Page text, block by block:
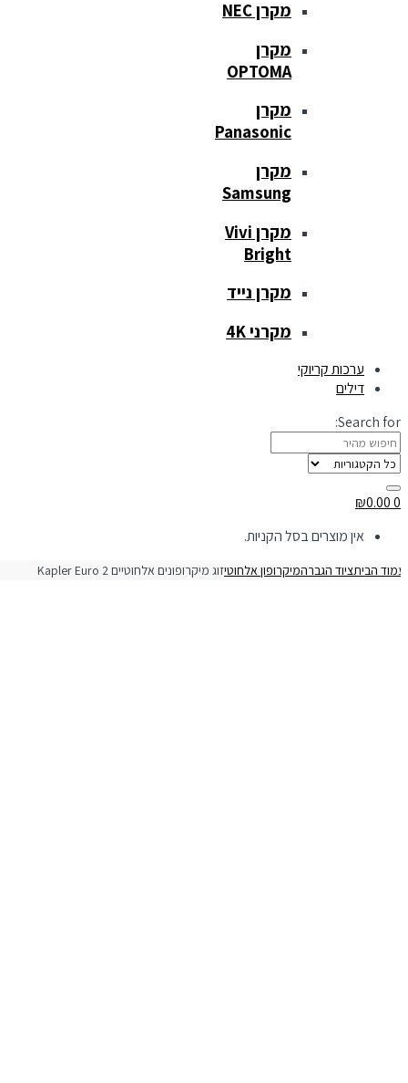
מקרן NEC
מקרן
OPTOMA
מקרן
Panasonic
מקרן
Samsung
מקרן Vivi
Bright
מקרן נייד
מקרני 4K
ערכות קריוקי
דילים
Search for:
₪0.00
אין מוצרים בסל הקניות.
הביתציוד הגברהמיקרופון אלחוטיזוג מיקרופונים אלחוטיים Kapler Euro 2